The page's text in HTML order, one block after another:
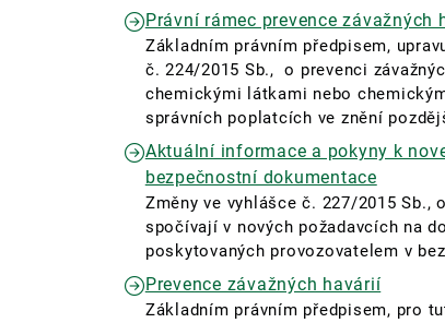
Právní rámec prevence závažných
Základním právním předpisem,
č. 224/2015 Sb., o prevenci
chemickými látkami nebo
správních poplatcích ve znění
Aktuální informace a pokyny k
bezpečnostní dokumentace
Změny ve vyhlášce č. 227/2015
spočívají v nových požadavcích na
poskytovaných provozovatelem v
Prevence závažných havárií
Základním právním předpisem, pro